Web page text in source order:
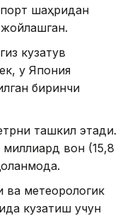
шаҳридан
кузатув
у Япония
биринчи
ташкил этади.
вон (15,8
ва метеорологик
кузатиш учун